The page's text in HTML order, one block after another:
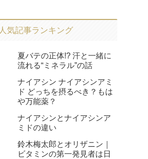
人気記事ランキング
夏バテの正体!? 汗と一緒に
流れる“ミネラル”の話
ナイアシン ナイアシンアミ
ド どっちを摂るべき？もは
や万能薬？
ナイアシンとナイアシンア
ミドの違い
鈴木梅太郎とオリザニン｜
ビタミンの第一発見者は日